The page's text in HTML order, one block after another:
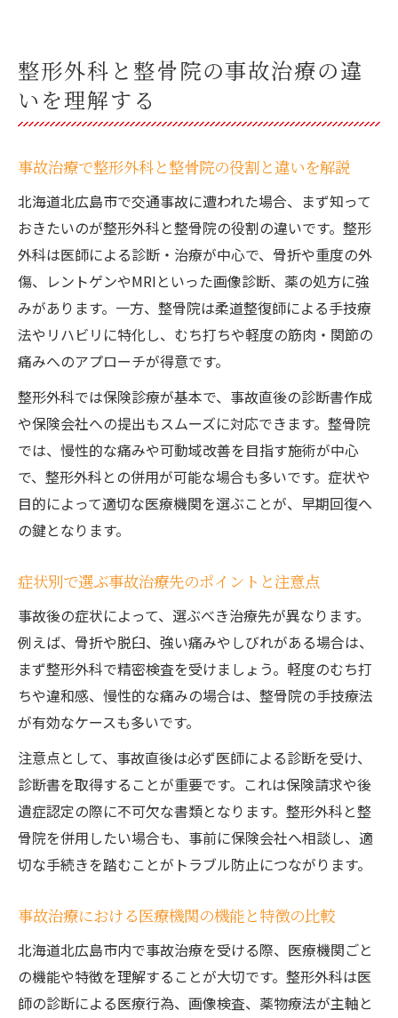
整形外科と整骨院の事故治療の違
いを理解する
事故治療で整形外科と整骨院の役割と違いを解説
北海道北広島市で交通事故に遭われた場合、まず知って
おきたいのが整形外科と整骨院の役割の違いです。整形
外科は医師による診断・治療が中心で、骨折や重度の外
傷、レントゲンやMRIといった画像診断、薬の処方に強
みがあります。一方、整骨院は柔道整復師による手技療
法やリハビリに特化し、むち打ちや軽度の筋肉・関節の
痛みへのアプローチが得意です。
整形外科では保険診療が基本で、事故直後の診断書作成
や保険会社への提出もスムーズに対応できます。整骨院
では、慢性的な痛みや可動域改善を目指す施術が中心
で、整形外科との併用が可能な場合も多いです。症状や
目的によって適切な医療機関を選ぶことが、早期回復へ
の鍵となります。
症状別で選ぶ事故治療先のポイントと注意点
事故後の症状によって、選ぶべき治療先が異なります。
例えば、骨折や脱臼、強い痛みやしびれがある場合は、
まず整形外科で精密検査を受けましょう。軽度のむち打
ちや違和感、慢性的な痛みの場合は、整骨院の手技療法
が有効なケースも多いです。
注意点として、事故直後は必ず医師による診断を受け、
診断書を取得することが重要です。これは保険請求や後
遺症認定の際に不可欠な書類となります。整形外科と整
骨院を併用したい場合も、事前に保険会社へ相談し、適
切な手続きを踏むことがトラブル防止につながります。
事故治療における医療機関の機能と特徴の比較
北海道北広島市内で事故治療を受ける際、医療機関ごと
の機能や特徴を理解することが大切です。整形外科は医
師の診断による医療行為、画像検査、薬物療法が主軸と